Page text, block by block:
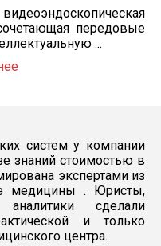
передовые
...
систем у компании
знаний стоимостью в
экспертами из
медицины . Юристы,
аналитики сделали
и только
центра.